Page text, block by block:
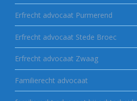
Erfrecht advocaat Purmerend
Erfrecht advocaat Stede Broec
Erfrecht advocaat Zwaag
Familierecht advocaat